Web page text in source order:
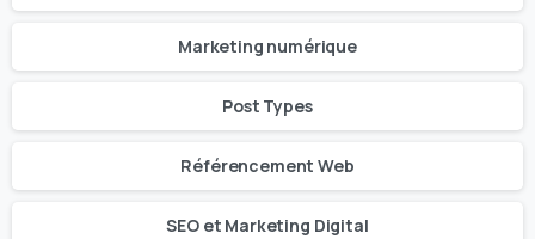
Marketing numérique
Post Types
Référencement Web
SEO et Marketing Digital